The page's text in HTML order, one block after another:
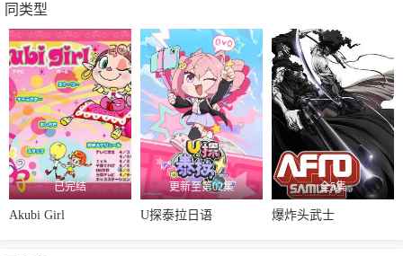
同类型
已完结
Akubi Girl
更新至第02集
U探泰拉日语
全5集
爆炸头武士